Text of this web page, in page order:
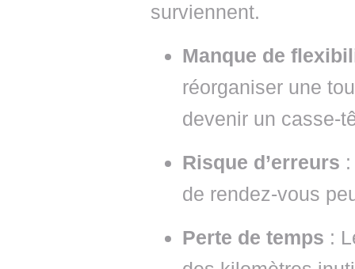
surviennent.
Manque de
réorganiser une
devenir un casse-
Risque d’erreurs
de rendez-vous
Perte de temps :